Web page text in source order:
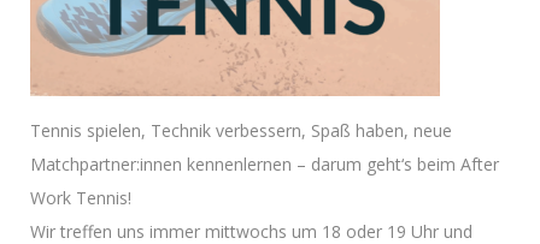
Tennis spielen, Technik verbessern, Spaß haben, neue
Matchpartner:innen kennenlernen – darum geht‘s beim After
Work Tennis!
Wir treffen uns immer mittwochs um 18 oder 19 Uhr und